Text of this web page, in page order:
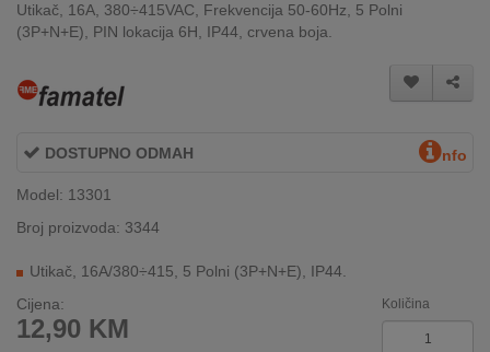
AKCIJE
BRENDOVI
U
KONTAKT
KUPOVINA
RATE
Utikač, 16A, 380÷415VAC, Frekvencija 50-60Hz, 5 Polni
(3P+N+E), PIN lokacija 6H, IP44, crvena boja.
DOSTUPNO ODMAH nfo
Model: 13301
Broj proizvoda: 3344
Utikač, 16A/380÷415, 5 Polni (3P+N+E), IP44.
Cijena:
12,90 KM
Količina